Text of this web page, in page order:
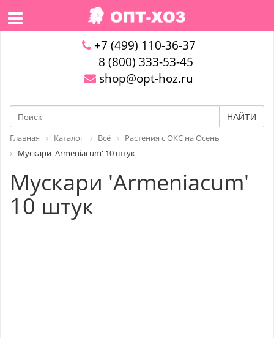
+7 (499) 110-36-37
8 (800) 333-53-45
shop@opt-hoz.ru
НАЙТИ
Главная Каталог Всё
Растения с ОКС на Осень
Мускари 'Armeniacum' 10 штук
Мускари 'Armeniacum'
10 штук